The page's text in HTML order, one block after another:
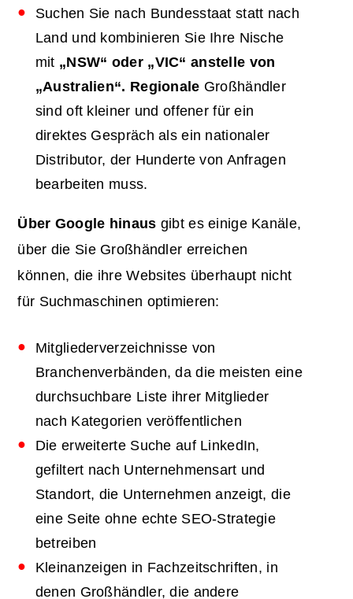
Suchen Sie nach Bundesstaat statt nach
Land und kombinieren Sie Ihre Nische
mit „NSW“ oder „VIC“ anstelle von
„Australien“. Regionale Großhändler
sind oft kleiner und offener für ein
direktes Gespräch als ein nationaler
Distributor, der Hunderte von Anfragen
bearbeiten muss.
Über Google hinaus gibt es einige Kanäle,
über die Sie Großhändler erreichen
können, die ihre Websites überhaupt nicht
für Suchmaschinen optimieren:
Mitgliederverzeichnisse von
Branchenverbänden, da die meisten eine
durchsuchbare Liste ihrer Mitglieder
nach Kategorien veröffentlichen
Die erweiterte Suche auf LinkedIn,
gefiltert nach Unternehmensart und
Standort, die Unternehmen anzeigt, die
eine Seite ohne echte SEO-Strategie
betreiben
Kleinanzeigen in Fachzeitschriften, in
denen Großhändler, die andere